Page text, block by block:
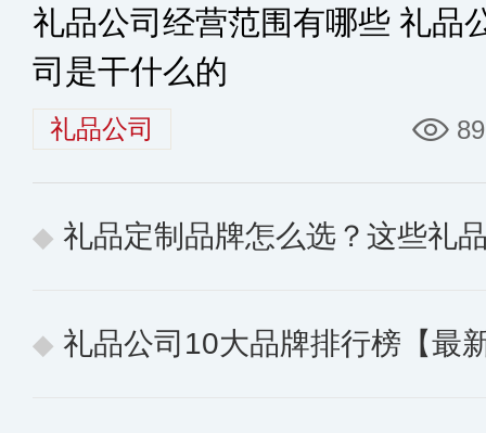
礼品公司经营范围有哪些 礼品
司是干什么的
礼品公司
礼品定制品牌怎么选？这些礼品定
礼品公司10大品牌排行榜【最